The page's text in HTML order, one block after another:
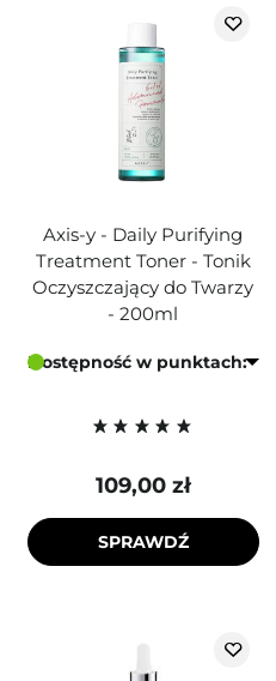
Axis-y - Daily Purifying
Treatment Toner - Tonik
Oczyszczający do Twarzy
- 200ml
Dostępność w punktach:
109,00 zł
SPRAWDŹ